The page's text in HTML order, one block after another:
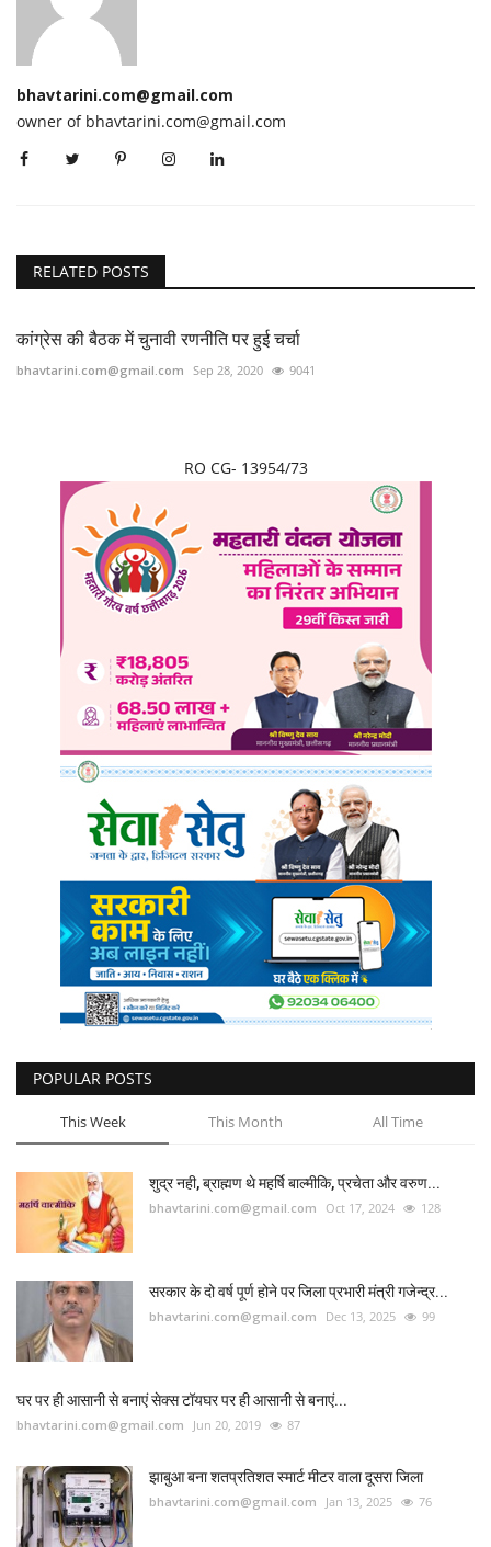
bhavtarini.com@gmail.com
owner of bhavtarini.com@gmail.com
RELATED POSTS
कांग्रेस की बैठक में चुनावी रणनीति पर हुई चर्चा
bhavtarini.com@gmail.com Sep 28, 2020 9041
RO CG- 13954/73
POPULAR POSTS
This Week This Month All Time
शुद्र नही, ब्राह्मण थे महर्षि बाल्मीकि, प्रचेता और वरुण...
bhavtarini.com@gmail.com Oct 17, 2024 128
सरकार के दो वर्ष पूर्ण होने पर जिला प्रभारी मंत्री गजेन्द्र...
bhavtarini.com@gmail.com Dec 13, 2025 99
घर पर ही आसानी से बनाएं सेक्स टॉयघर पर ही आसानी से बनाएं...
bhavtarini.com@gmail.com Jun 20, 2019 87
झाबुआ बना शतप्रतिशत स्मार्ट मीटर वाला दूसरा जिला
bhavtarini.com@gmail.com Jan 13, 2025 76